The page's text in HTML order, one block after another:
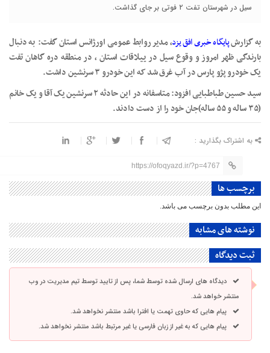
سیل در شهرستان تفت ۲ فوتی بر جای گذاشت.
به گزارشپایگاه خبری افق یزد، مدیر روابط عمومی اورژانس استان گفت: به دنبال
بارندگی ظهر امروز و وقوع سیل در ییلاقات استان ، در منطقه دره گاهان تفت
یک خودرو پژو پارس در آب غرق شد که این خودرو ۳ سرنشین داشت.
سید حسین طباطبایی افزود: متاسفانه در این حادثه ۲ سرنشین یک آقا و یک خانم
(۳۵ ساله و ۵۵ ساله)جان خود را از دست دادند.
به اشتراک بگذارید :
https://ofoqyazd.ir/?p=4767
برچسب ها
این مطلب بدون برچسب می باشد.
نوشته های مشابه
ثبت دیدگاه
دیدگاه های ارسال شده توسط شما، پس از تایید توسط تیم مدیریت در وب
منتشر خواهد شد.
پیام هایی که حاوی تهمت یا افترا باشد منتشر نخواهد شد.
پیام هایی که به غیر از زبان فارسی یا غیر مرتبط باشد منتشر نخواهد شد.